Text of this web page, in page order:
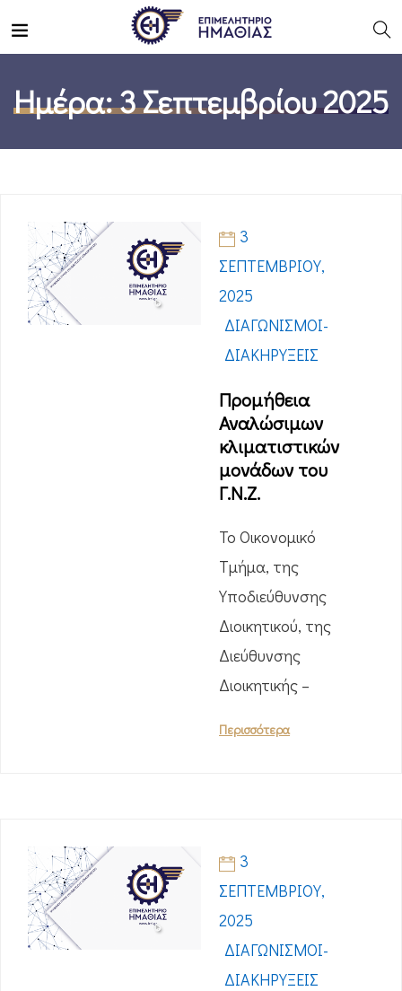
Ημέρα:3 Σεπτεμβρίου 2025
3
ΣΕΠΤΕΜΒΡΊΟΥ,
2025
ΔΙΑΓΩΝΙΣΜΟΊ-
ΔΙΑΚΗΡΎΞΕΙΣ
Προμήθεια
Αναλώσιμων
κλιματιστικών
μονάδων του
Γ.Ν.Ζ.
Το Οικονομικό
Τμήμα, της
Υποδιεύθυνσης
Διοικητικού, της
Διεύθυνσης
Διοικητικής –
Περισσότερα
3
ΣΕΠΤΕΜΒΡΊΟΥ,
2025
ΔΙΑΓΩΝΙΣΜΟΊ-
ΔΙΑΚΗΡΎΞΕΙΣ